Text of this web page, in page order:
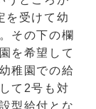
を受けて幼
その下の欄
を希望して
稚園での給
て2号も対
型給付とな